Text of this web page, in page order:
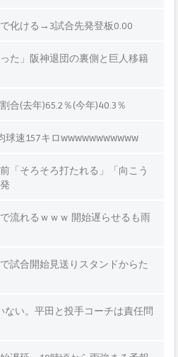
化ける→3試合先発登板0.00
た」阪神退団の裏側と巨人移籍
合(去年)65.2％(今年)40.3％
速157キロwwwwwwwwwww
「そろそろ打たれる」「向こう
流れるｗｗｗ 開始遅らせるも雨
試合開始見送りスタンドからた
ない。平田と投手コーチは責任問